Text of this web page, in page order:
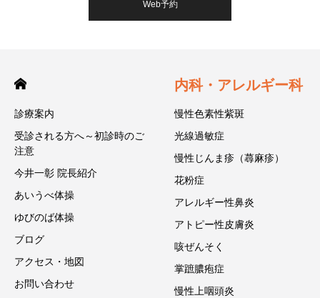
Web予約
診療案内
受診される方へ～初診時のご
注意
今井一彰 院長紹介
あいうべ体操
ゆびのば体操
ブログ
アクセス・地図
お問い合わせ
内科・アレルギー科
慢性色素性紫斑
光線過敏症
慢性じんま疹（蕁麻疹）
花粉症
アレルギー性鼻炎
アトピー性皮膚炎
咳ぜんそく
掌蹠膿疱症
慢性上咽頭炎